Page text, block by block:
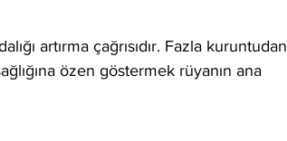
artırma çağrısıdır. Fazla kuruntudan
özen göstermek rüyanın ana